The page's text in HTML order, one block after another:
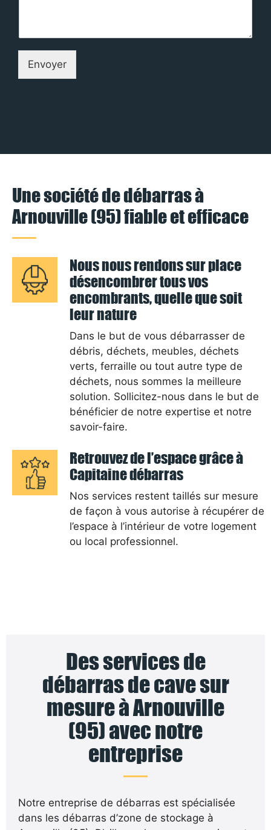
Envoyer
Une société de débarras à
Arnouville (95) fiable et efficace
Nous nous rendons sur place
désencombrer tous vos
encombrants, quelle que soit
leur nature
Dans le but de vous débarrasser de
débris, déchets, meubles, déchets
verts, ferraille ou tout autre type de
déchets, nous sommes la meilleure
solution. Sollicitez-nous dans le but de
bénéficier de notre expertise et notre
savoir-faire.
Retrouvez de l’espace grâce à
Capitaine débarras
Nos services restent taillés sur mesure
de façon à vous autorise à récupérer de
l’espace à l’intérieur de votre logement
ou local professionnel.
Des services de
débarras de cave sur
mesure à Arnouville
(95) avec notre
entreprise
Notre entreprise de débarras est spécialisée
dans les débarras d’zone de stockage à